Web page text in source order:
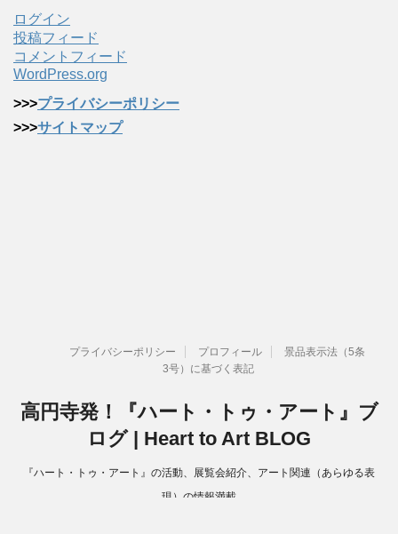
ログイン
投稿フィード
コメントフィード
WordPress.org
>>>プライバシーポリシー
>>>サイトマップ
プライバシーポリシー プロフィール
景品表示法（5条
3号）に基づく表記
高円寺発！『ハート・トゥ・アート』ブ
ログ | Heart to Art BLOG
『ハート・トゥ・アート』の活動、展覧会紹介、アート関連（あらゆる表
現）の情報満載